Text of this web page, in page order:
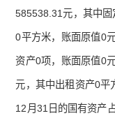
585538.31元，其中
0平方米，账面原值0
资产0项，账面原值0
元，其中出租资产0平
12月31日的国有资产